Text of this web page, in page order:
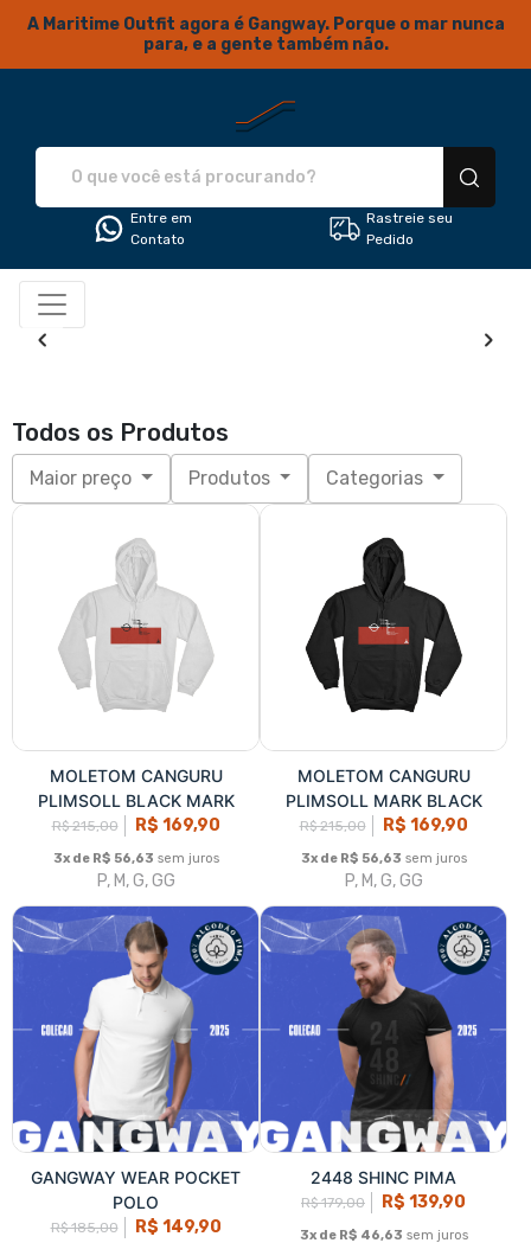
A Maritime Outfit agora é Gangway. Porque o mar nunca
para, e a gente também não.
Gangway... Seu acesso ao
Entre em
Contato
Rastreie seu
Pedido
Todos os Produtos
Maior preço Produtos Categorias
MOLETOM CANGURU
PLIMSOLL BLACK MARK
R$ 215,00 R$ 169,90
3x de R$ 56,63sem juros
P, M, G, GG
MOLETOM CANGURU
PLIMSOLL MARK BLACK
R$ 215,00 R$ 169,90
3x de R$ 56,63sem juros
P, M, G, GG